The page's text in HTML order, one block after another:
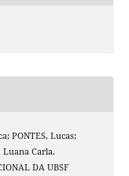
PONTES, Lucas;
Luana Carla.
DA UBSF